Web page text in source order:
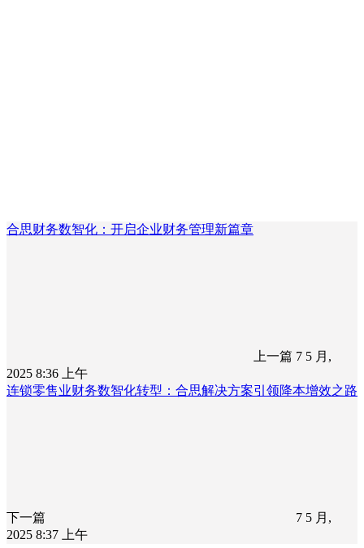
合思财务数智化：开启企业财务管理新篇章
上一篇 7 5 月,
2025 8:36 上午
连锁零售业财务数智化转型：合思解决方案引领降本增效之路
下一篇
7 5 月,
2025 8:37 上午